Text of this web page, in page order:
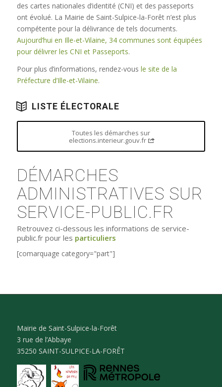
des cartes nationales d’identité (CNI) et des passeports
ont évolué. La Mairie de Saint-Sulpice-la-Forêt n’est plus
compétente pour la délivrance de tels documents.
Aujourd’hui en Ille-et-Vilaine, 34 communes sont équipées
pour délivrer les CNI et Passeports.
Pour plus d’informations, rendez-vous le site de la
Préfecture d’Ille-et-Vilaine.
LISTE ÉLECTORALE
Toutes les démarches sur
elections.interieur.gouv.fr
DÉMARCHES
ADMINISTRATIVES SUR
SERVICE-PUBLIC.FR
Retrouvez ci-dessous les informations de service-
public.fr pour les particuliers
[comarquage category="part"]
Mairie de Saint-Sulpice-la-Forêt
3 rue de l’Abbaye
35250 SAINT-SULPICE-LA-FORÊT